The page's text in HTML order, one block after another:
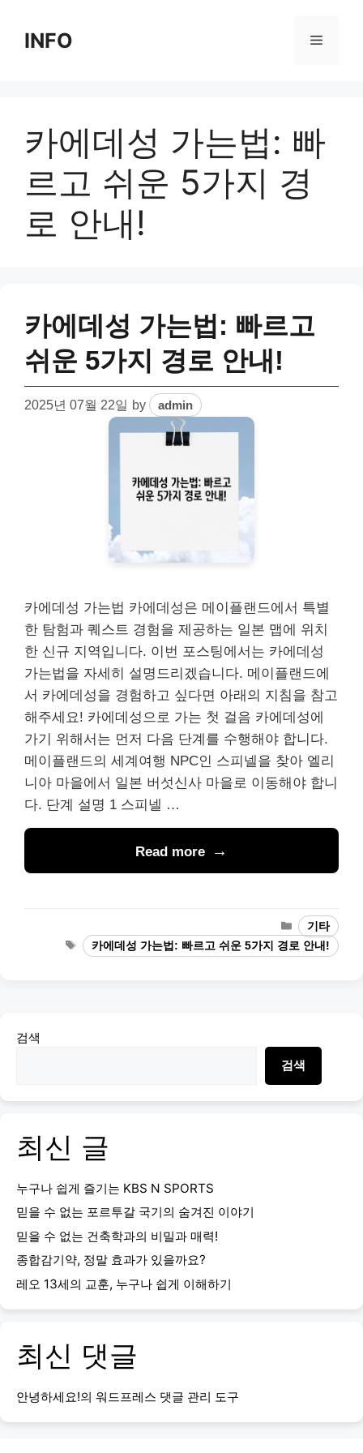
contentINFO Menu
카에데성 가는법: 빠
르고 쉬운 5가지 경
로 안내!
카에데성 가는법: 빠르고
쉬운 5가지 경로 안내!
2025년 07월 22일 by admin
카에데성 가는법 카에데성은 메이플랜드에서 특별
한 탐험과 퀘스트 경험을 제공하는 일본 맵에 위치
한 신규 지역입니다. 이번 포스팅에서는 카에데성
가는법을 자세히 설명드리겠습니다. 메이플랜드에
서 카에데성을 경험하고 싶다면 아래의 지침을 참고
해주세요! 카에데성으로 가는 첫 걸음 카에데성에
가기 위해서는 먼저 다음 단계를 수행해야 합니다.
메이플랜드의 세계여행 NPC인 스피넬을 찾아 엘리
니아 마을에서 일본 버섯신사 마을로 이동해야 합니
다. 단계 설명 1 스피넬 …
Read more
Categories
기타
Tags카에데성 가는법: 빠르고 쉬운 5가지 경로 안내!
검색
검색
최신 글
누구나 쉽게 즐기는 KBS N SPORTS
믿을 수 없는 포르투갈 국기의 숨겨진 이야기
믿을 수 없는 건축학과의 비밀과 매력!
종합감기약, 정말 효과가 있을까요?
레오 13세의 교훈, 누구나 쉽게 이해하기
최신 댓글
안녕하세요!의 워드프레스 댓글 관리 도구